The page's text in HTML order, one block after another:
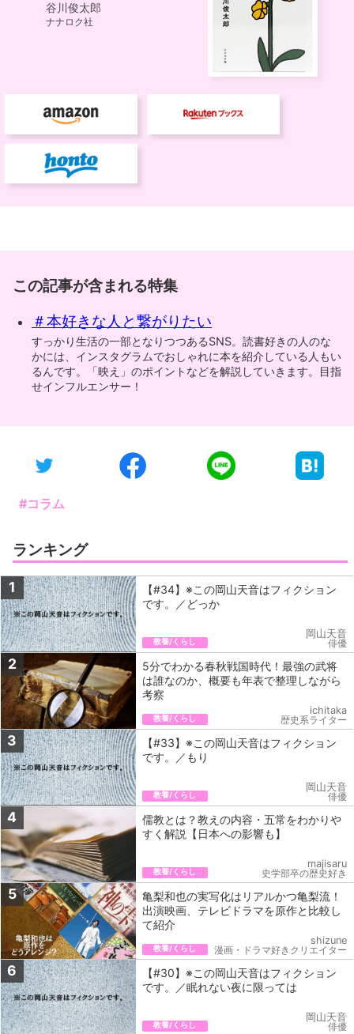
この記事が含まれる特集
＃本好きな人と繋がりたい
すっかり生活の一部となりつつあるSNS。読書好きの人のな
かには、インスタグラムでおしゃれに本を紹介している人もい
るんです。「映え」のポイントなどを解説していきます。目指
せインフルエンサー！
#コラム
ランキング
1
【#34】※この岡山天音はフィクション
です。／どっか
教養/くらし
岡山天音
俳優
2
5分でわかる春秋戦国時代！最強の武将
は誰なのか、概要も年表で整理しながら
考察
教養/くらし
ichitaka
歴史系ライター
3
【#33】※この岡山天音はフィクション
です。／もり
教養/くらし
岡山天音
俳優
4
儒教とは？教えの内容・五常をわかりや
すく解説【日本への影響も】
教養/くらし
majisaru
史学部卒の歴史好き
5
亀梨和也の実写化はリアルかつ亀梨流！
出演映画、テレビドラマを原作と比較し
て紹介
教養/くらし
shizune
漫画・ドラマ好きクリエイター
6
【#30】※この岡山天音はフィクション
です。／眠れない夜に限っては
教養/くらし
岡山天音
俳優